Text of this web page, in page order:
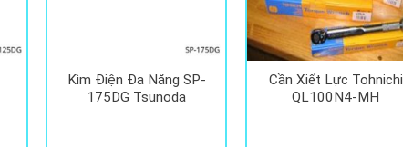
Kìm Điện Đa Năng SP-
175DG Tsunoda
Cần Xiết Lực Tohnichi
QL100N4-MH